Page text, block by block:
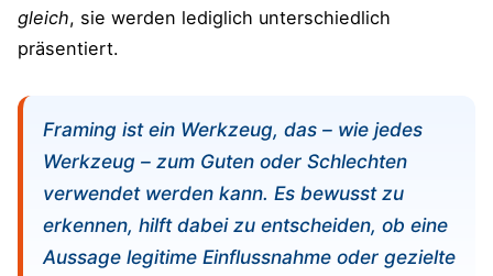
gleich, sie werden lediglich unterschiedlich
präsentiert​.
Framing ist ein Werkzeug, das – wie jedes
Werkzeug – zum Guten oder Schlechten
verwendet werden kann. Es bewusst zu
erkennen, hilft dabei zu entscheiden, ob eine
Aussage legitime Einflussnahme oder gezielte